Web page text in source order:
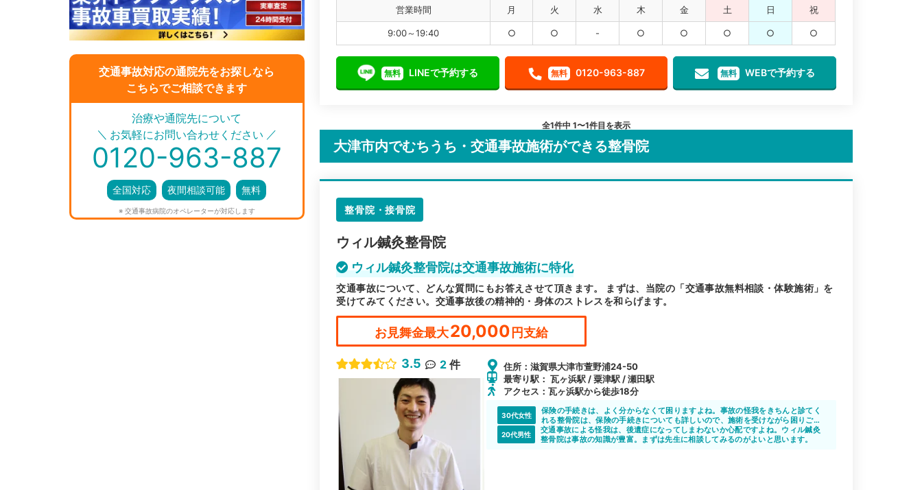
交通事故対応の通院先をお探しなら
こちらでご相談できます
＼ ／
治療や通院先について
お気軽にお問い合わせください
0120-963-887
全国対応 夜間相談可能 無料
※ 交通事故病院のオペレーターが対応します
営業時間 月 火 水 木 金 土 日 祝
9:00～19:40 ○ ○ - ○ ○ ○ ○ ○
無料 LINEで予約する 無料 0120-963-887 無料 WEBで予約する
全1件中 1〜1件目を表示
大津市内でむちうち・交通事故施術ができる整骨院
整骨院・接骨院
ウィル鍼灸整骨院
ウィル鍼灸整骨院は交通事故施術に特化
交通事故について、どんな質問にもお答えさせて頂きます。 まずは、当院の「交通事故無料相談・体験施術」を
受けてみてください。交通事故後の精神的・身体のストレスを和らげます。
お見舞金最大20,000 円支給
3.5 2 件
住所：滋賀県大津市萱野浦24-50
最寄り駅： 瓦ヶ浜駅 / 粟津駅 / 瀬田駅
アクセス：瓦ヶ浜駅から徒歩18分
30代女性
保険の手続きは、よく分からなくて困りますよね。事故の怪我をきちんと診てく
れる整骨院は、保険の手続きについても詳しいので、施術を受けながら困りごと
も減ると思います。
20代男性
交通事故による怪我は、後遺症になってしまわないか心配ですよね。ウィル鍼灸
整骨院は事故の知識が豊富。まずは先生に相談してみるのがよいと思います。